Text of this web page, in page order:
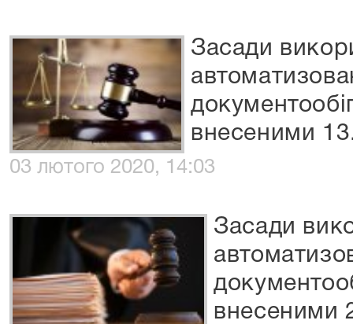
Засади
внесеними
03 лютого 2020, 14:03
Засади
внесеними